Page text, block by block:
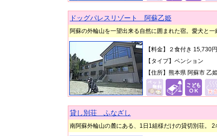
ドッグパレスリゾート 阿蘇乙姫
阿蘇の外輪山を一望出来る自然に囲まれた宿。愛犬と
【料金】２食付き 15,730
【タイプ】ペンション
【住所】熊本県 阿蘇市 乙
貸し別荘 ふなざし
南阿蘇外輪山の麓にある、1日1組様だけの貸切別荘。